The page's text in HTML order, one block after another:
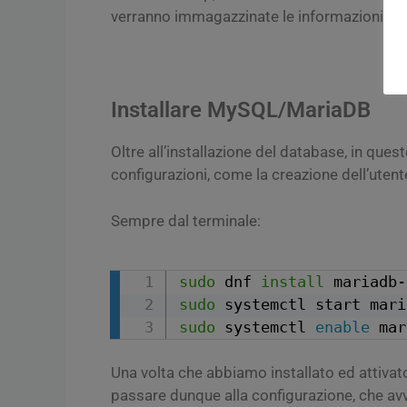
verranno immagazzinate le informazioni,
Installare MySQL/MariaDB
Oltre all’installazione del database, in
configurazioni, come la creazione
Sempre dal terminale:
sudo dnf install
sudo
sudo systemctl enable
Una volta che abbiamo installato ed
passare dunque alla configurazione, che